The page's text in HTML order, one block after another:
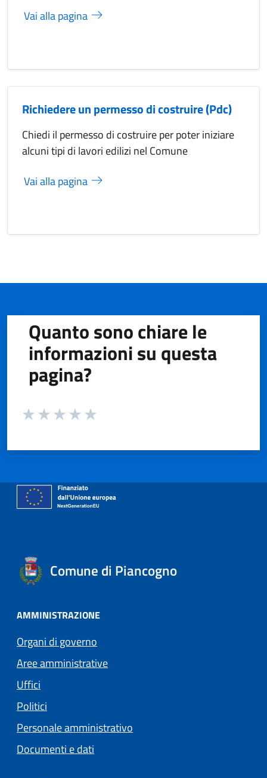
Vai alla pagina
Richiedere un permesso di costruire (Pdc)
Chiedi il permesso di costruire per poter iniziare
alcuni tipi di lavori edilizi nel Comune
Vai alla pagina
Quanto sono chiare le
informazioni su questa
pagina?
Valuta da 1 a 5 stelle la pagina
Comune di Piancogno
AMMINISTRAZIONE
Organi di governo
Aree amministrative
Uffici
Politici
Personale amministrativo
Documenti e dati